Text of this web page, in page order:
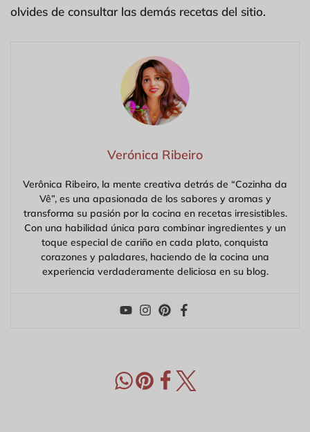
olvides de consultar las demás recetas del sitio.
Verónica Ribeiro
Verônica Ribeiro, la mente creativa detrás de “Cozinha da
Vê”, es una apasionada de los sabores y aromas y
transforma su pasión por la cocina en recetas irresistibles.
Con una habilidad única para combinar ingredientes y un
toque especial de cariño en cada plato, conquista
corazones y paladares, haciendo de la cocina una
experiencia verdaderamente deliciosa en su blog.